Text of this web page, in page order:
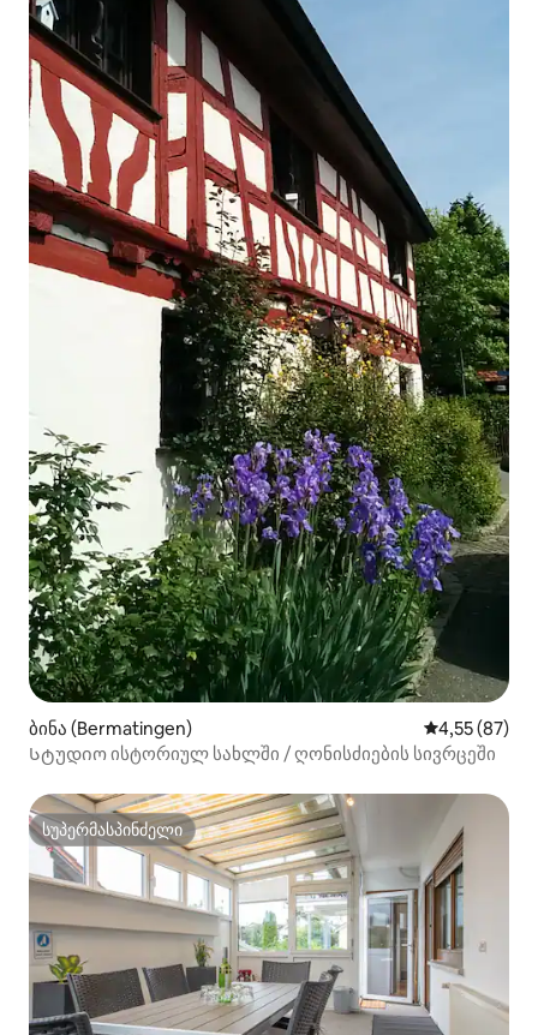
ბინა (Bermatingen) საშუალო
4,55 (87)
Სტუდიო ისტორიულ სახლში / ღონისძიების სივრცეში
სუპერმასპინძელი
სუპერმასპინძელი